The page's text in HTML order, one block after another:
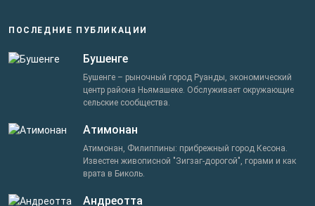
ПОСЛЕДНИЕ ПУБЛИКАЦИИ
Бушенге
Бушенге – рыночный город Руанды, экономический
центр района Ньямашеке. Обслуживает окружающие
сельские сообщества.
Атимонан
Атимонан, Филиппины: прибрежный город Кесона.
Известен живописной "Зигзаг-дорогой", горами и как
врата в Биколь.
Андреотта